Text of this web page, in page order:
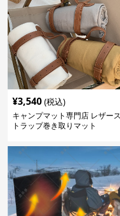
¥3,540 (税込)
キャンプマット専門店 レザース
トラップ巻き取りマット